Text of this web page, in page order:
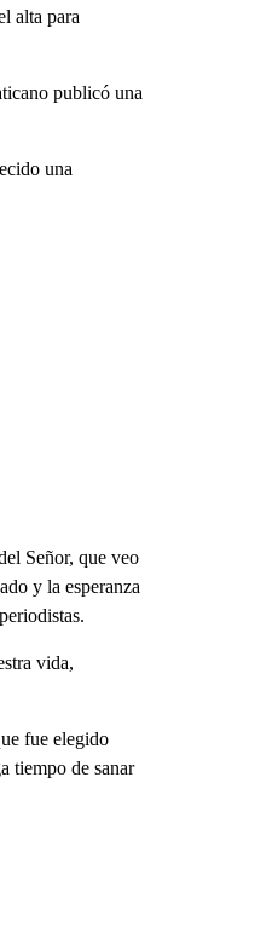
alta para
publicó una
una
Señor, que veo
y la esperanza
vida,
fue elegido
tiempo de sanar